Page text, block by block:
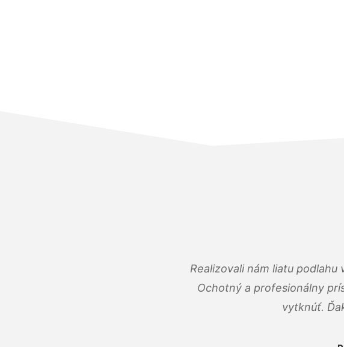
Realizovali nám liatu
Ochotný a profesionálny
vytknúť.